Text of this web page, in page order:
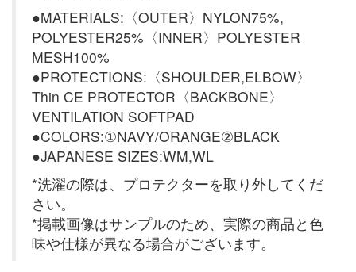
●MATERIALS:〈OUTER〉NYLON75%,
POLYESTER25%〈INNER〉POLYESTER
MESH100%
●PROTECTIONS:〈SHOULDER,ELBOW〉
Thin CE PROTECTOR〈BACKBONE〉
VENTILATION SOFTPAD
●COLORS:①NAVY/ORANGE②BLACK
●JAPANESE SIZES:WM,WL
*洗濯の際は、プロテクターを取り外してくだ
さい。
*掲載画像はサンプルのため、実際の商品と色
味や仕様が異なる場合がございます。